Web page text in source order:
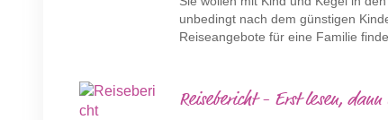
unbedingt nach dem günstigen
Reiseangebote für eine Familie
Reisebericht - Erst lesen,